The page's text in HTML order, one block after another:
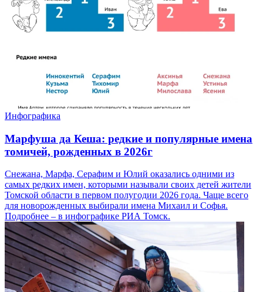
Инфографика
Марфуша да Кеша: редкие и популярные имена
томичей, рожденных в 2026г
Снежана, Марфа, Серафим и Юлий оказались одними из
самых редких имен, которыми называли своих детей жители
Томской области в первом полугодии 2026 года. Чаще всего
для новорожденных выбирали имена Михаил и Софья.
Подробнее – в инфографике РИА Томск.